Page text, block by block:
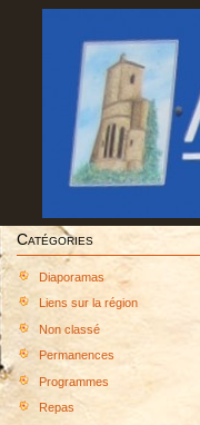
Catégories
Diaporamas
Liens sur la région
Non classé
Permanences
Programmes
Repas